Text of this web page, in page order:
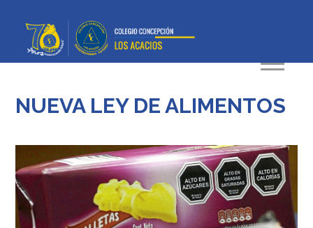
NUEVA LEY DE ALIMENTOS